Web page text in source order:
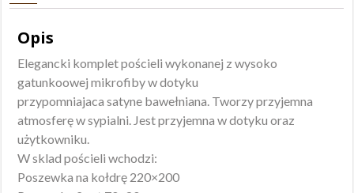
Opis
Elegancki komplet pościeli wykonanej z wysoko
gatunkoowej mikrofiby w dotyku
przypomniajaca satyne bawełniana. Tworzy przyjemna
atmosferę w sypialni. Jest przyjemna w dotyku oraz
użytkowniku.
W sklad pościeli wchodzi:
Poszewka na kołdrę 220×200